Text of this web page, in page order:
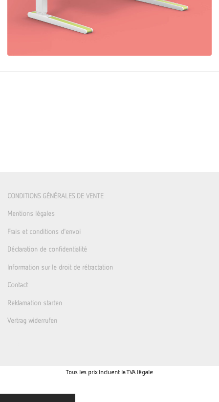
CONDITIONS GÉNÉRALES DE VENTE
Mentions légales
Frais et conditions d'envoi
Déclaration de confidentialité
Information sur le droit de rétractation
Contact
Reklamation starten
Vertrag widerrufen
Tous les prix incluent la TVA légale